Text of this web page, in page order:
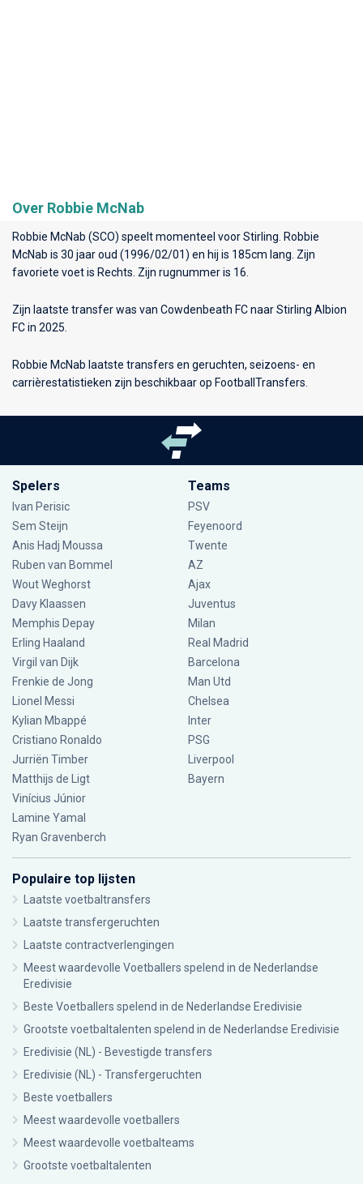
Over Robbie McNab
Robbie McNab (SCO) speelt momenteel voorStirling . Robbie
McNab is 30 jaar oud (1996/02/01) en hij is 185cm lang. Zijn
favoriete voet is Rechts. Zijn rugnummer is 16.
Zijn laatste transfer was van Cowdenbeath FC naar Stirling Albion
FC in 2025.
Robbie McNab laatste transfers en geruchten, seizoens- en
carrièrestatistieken zijn beschikbaar op FootballTransfers.
Spelers
Ivan Perisic
Sem Steijn
Anis Hadj Moussa
Ruben van Bommel
Wout Weghorst
Davy Klaassen
Memphis Depay
Erling Haaland
Virgil van Dijk
Frenkie de Jong
Lionel Messi
Kylian Mbappé
Cristiano Ronaldo
Jurriën Timber
Matthijs de Ligt
Vinícius Júnior
Lamine Yamal
Ryan Gravenberch
Teams
PSV
Feyenoord
Twente
AZ
Ajax
Juventus
Milan
Real Madrid
Barcelona
Man Utd
Chelsea
Inter
PSG
Liverpool
Bayern
Populaire top lijsten
Laatste voetbaltransfers
Laatste transfergeruchten
Laatste contractverlengingen
Meest waardevolle Voetballers spelend in de Nederlandse
Eredivisie
Beste Voetballers spelend in de Nederlandse Eredivisie
Grootste voetbaltalenten spelend in de Nederlandse Eredivisie
Eredivisie (NL) - Bevestigde transfers
Eredivisie (NL) - Transfergeruchten
Beste voetballers
Meest waardevolle voetballers
Meest waardevolle voetbalteams
Grootste voetbaltalenten